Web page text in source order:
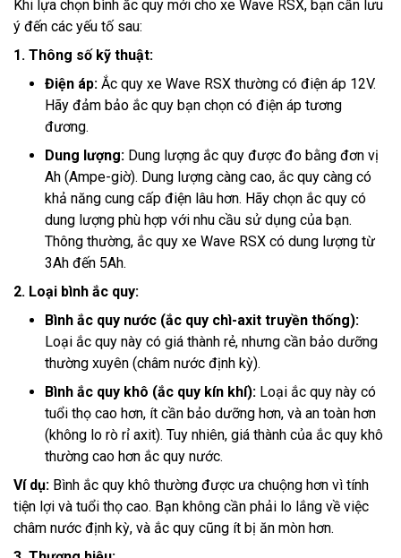
Khi lựa chọn bình ắc quy mới cho xe Wave RSX, bạn cần lưu
ý đến các yếu tố sau:
1. Thông số kỹ thuật:
Điện áp: Ắc quy xe Wave RSX thường có điện áp 12V.
Hãy đảm bảo ắc quy bạn chọn có điện áp tương
đương.
Dung lượng: Dung lượng ắc quy được đo bằng đơn vị
Ah (Ampe-giờ). Dung lượng càng cao, ắc quy càng có
khả năng cung cấp điện lâu hơn. Hãy chọn ắc quy có
dung lượng phù hợp với nhu cầu sử dụng của bạn.
Thông thường, ắc quy xe Wave RSX có dung lượng từ
3Ah đến 5Ah.
2. Loại bình ắc quy:
Bình ắc quy nước (ắc quy chì-axit truyền thống):
Loại ắc quy này có giá thành rẻ, nhưng cần bảo dưỡng
thường xuyên (châm nước định kỳ).
Bình ắc quy khô (ắc quy kín khí): Loại ắc quy này có
tuổi thọ cao hơn, ít cần bảo dưỡng hơn, và an toàn hơn
(không lo rò rỉ axit). Tuy nhiên, giá thành của ắc quy khô
thường cao hơn ắc quy nước.
Ví dụ: Bình ắc quy khô thường được ưa chuộng hơn vì tính
tiện lợi và tuổi thọ cao. Bạn không cần phải lo lắng về việc
châm nước định kỳ, và ắc quy cũng ít bị ăn mòn hơn.